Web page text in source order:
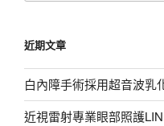
字:
近期文章
白內障手術採用超音波乳
近視雷射專業眼部照護